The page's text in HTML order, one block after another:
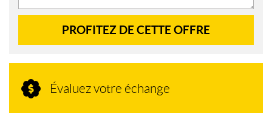
PROFITEZ DE CETTE OFFRE
Évaluez votre échange